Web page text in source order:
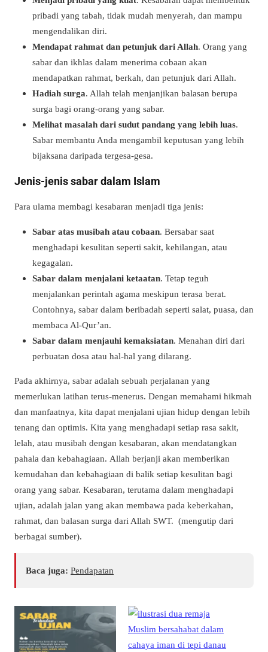
pribadi yang tabah, tidak mudah menyerah, dan mampu
mengendalikan diri.
Mendapat rahmat dan petunjuk dari Allah. Orang yang
sabar dan ikhlas dalam menerima cobaan akan
mendapatkan rahmat, berkah, dan petunjuk dari Allah.
Hadiah surga. Allah telah menjanjikan balasan berupa
surga bagi orang-orang yang sabar.
Melihat masalah dari sudut pandang yang lebih luas.
Sabar membantu Anda mengambil keputusan yang lebih
bijaksana daripada tergesa-gesa.
Jenis-jenis sabar dalam Islam
Para ulama membagi kesabaran menjadi tiga jenis:
Sabar atas musibah atau cobaan. Bersabar saat
menghadapi kesulitan seperti sakit, kehilangan, atau
kegagalan.
Sabar dalam menjalani ketaatan. Tetap teguh
menjalankan perintah agama meskipun terasa berat.
Contohnya, sabar dalam beribadah seperti salat, puasa, dan
membaca Al-Qur’an.
Sabar dalam menjauhi kemaksiatan. Menahan diri dari
perbuatan dosa atau hal-hal yang dilarang.
Pada akhirnya, sabar adalah sebuah perjalanan yang
memerlukan latihan terus-menerus. Dengan memahami hikmah
dan manfaatnya, kita dapat menjalani ujian hidup dengan lebih
tenang dan optimis. Kita yang menghadapi setiap rasa sakit,
lelah, atau musibah dengan kesabaran, akan mendatangkan
pahala dan kebahagiaan. Allah berjanji akan memberikan
kemudahan dan kebahagiaan di balik setiap kesulitan bagi
orang yang sabar. Kesabaran, terutama dalam menghadapi
ujian, adalah jalan yang akan membawa pada keberkahan,
rahmat, dan balasan surga dari Allah SWT. (mengutip dari
berbagai sumber).
Baca juga: Pendapatan